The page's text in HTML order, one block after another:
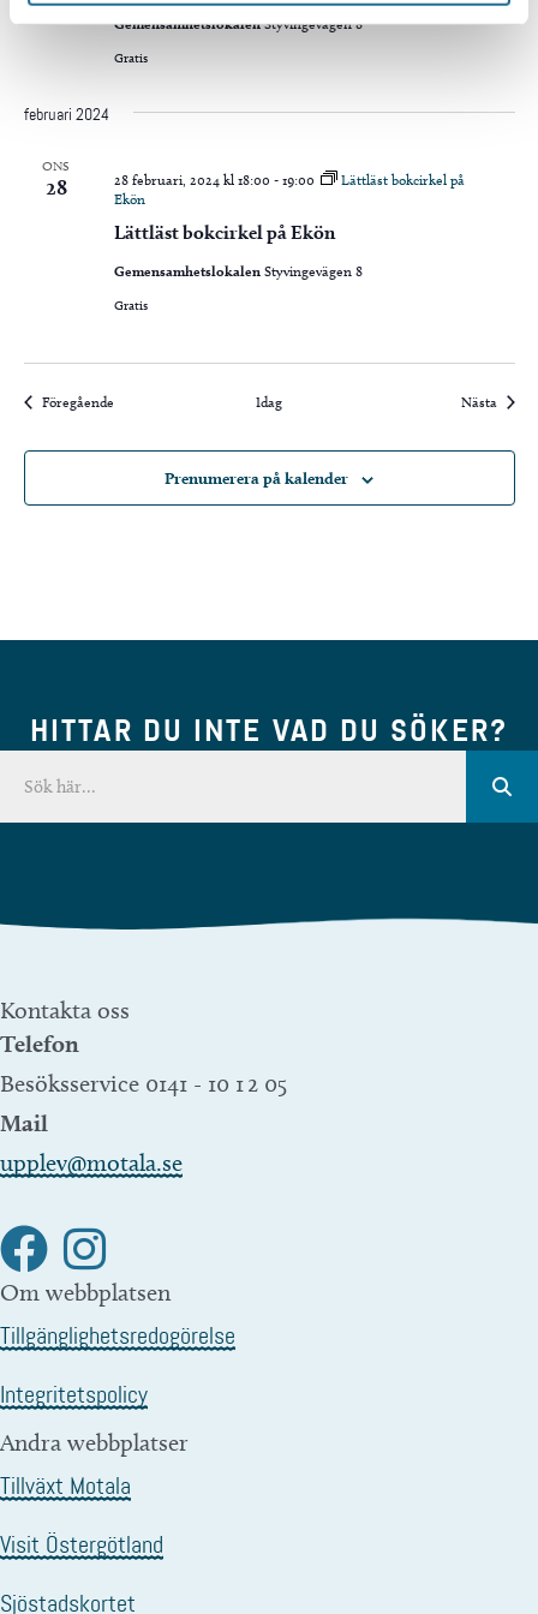
GemensamhetslokalenStyvingevägen 8
Gratis
februari 2024
ONS
28
Lättläst bokcirkel på Ekön
28 februari, 2024 kl 18:00 - 19:00
Lättläst bokcirkel på
Ekön
Gemensamhetslokalen Styvingevägen 8
Gratis
FöregåendeEvenemang Idag Nästa
Prenumerera på kalender
HITTAR DU INTE VAD DU SÖKER?
Kontakta oss
Telefon
Besöksservice 0141 - 10 1 2 05
Mail
upplev@motala.se
Om webbplatsen
Tillgänglighetsredogörelse
Integritetspolicy
Andra webbplatser
Tillväxt Motala
Visit Östergötland
Sjöstadskortet